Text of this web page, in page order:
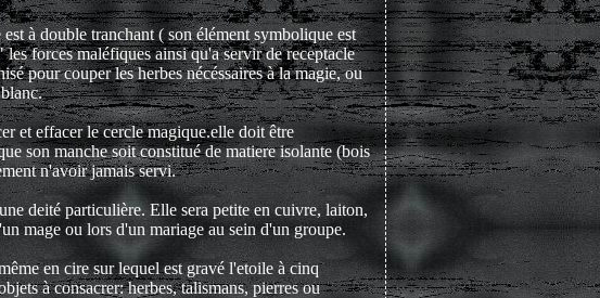
à double tranchant ( son élément symbolique est
forces maléfiques ainsi qu'a servir de receptacle
pour couper les herbes nécéssaires à la magie, ou
et effacer le cercle magique.elle doit être
son manche soit constitué de matiere isolante (bois
n'avoir jamais servi.
deité particulière. Elle sera petite en cuivre, laiton,
mage ou lors d'un mariage au sein d'un groupe.
en cire sur lequel est gravé l'etoile à cinq
à consacrer: herbes, talismans, pierres ou